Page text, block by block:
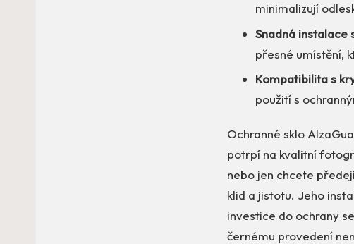
minimalizují
Snadná instalace
přesné umístění,
Kompatibilita s
použití s
Ochranné sklo
potrpí na kvalitní
nebo jen chcete
klid a jistotu. Jeho
investice do ochrany
černému provedení